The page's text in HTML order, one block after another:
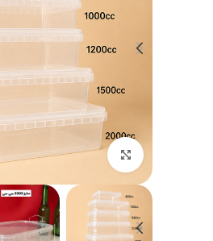
بزرگنمایی تصویر